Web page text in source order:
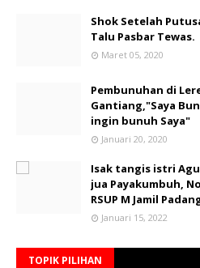
Shok Setelah
Talu Pasbar Tewas.
Maret 05, 2020
Pembunuhan di
Gantiang,"Saya
ingin bunuh Saya"
Januari 20, 2020
Isak tangis istri
jua Payakumbuh,
RSUP M Jamil
Januari 15, 2022
TOPIK PILIHAN